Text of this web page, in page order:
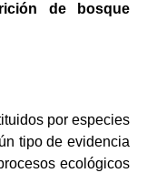
de bosque
por especies
tipo de evidencia
ecológicos